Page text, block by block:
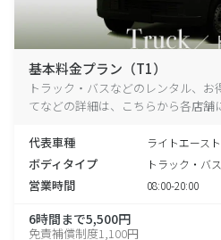
基本料金プラン（T1）
トラック・バスなどのレンタル、
てなどの詳細は、こちらから各店舗
代表車種 ライトエース
ボディタイプ トラック・バ
営業時間 08:00-20:00
6時間まで5,500円
免責補償制度1,100円